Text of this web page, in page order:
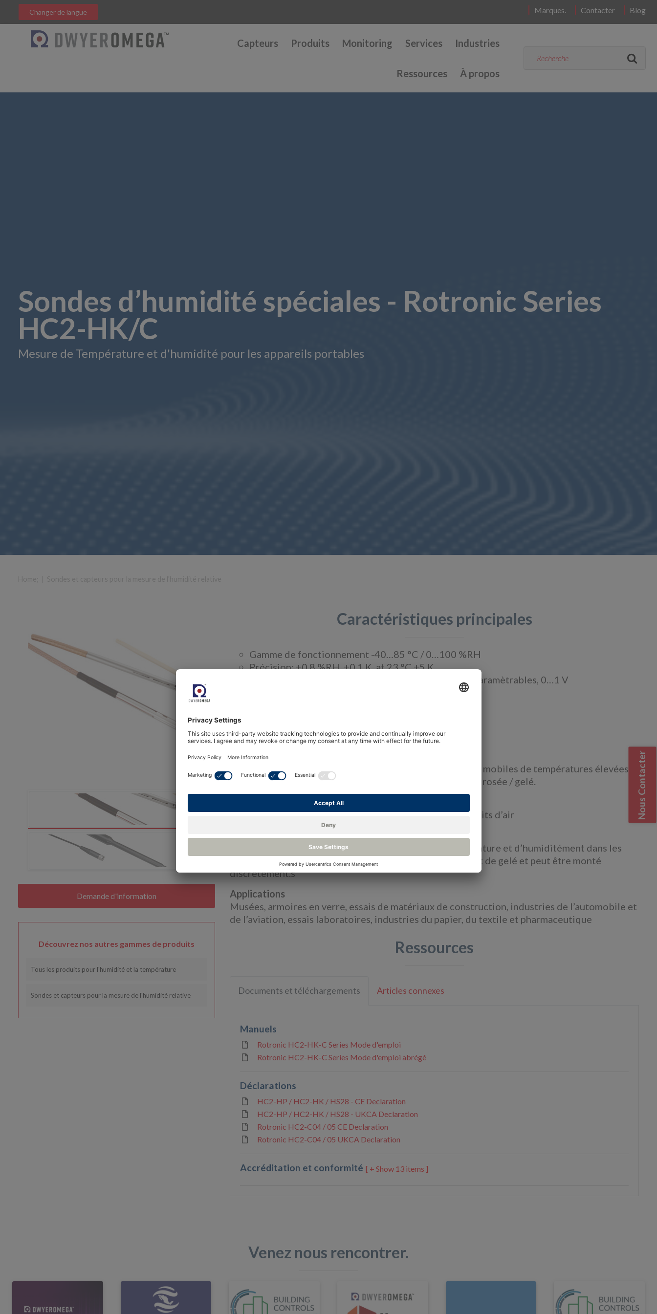
Marques. Contacter Blog
Changer de langue
Capteurs Produits Monitoring Services Industries
Ressources À propos
Sondes d’humidité spéciales - Rotronic Series
HC2-HK/C
Mesure de Température et d'humidité pour les appareils portables
Découvrez nos autres gammes de produits
Tous les produits pour l'humidité et la température
Sondes et capteurs pour la mesure de l'humidité relative
Caractéristiques principales
Gamme de fonctionnement -40…85 °C / 0…100 %RH
Précision: ±0.8 %RH, ±0.1 K, at 23 °C ±5 K
lnterface numérique (UART) and Sortie analogique paramètrables, 0…1 V
HC2-HK25 / HC2-HK40
La sonportable est particulièrement adaptée aux mesures mobiles de températures élevées. Il
mesure l’humidité et la température et calcule le point de rosée / gelé.
Chambres climatiques et de température, séchoirs, conduits d’air
La sonde miniature est utilisée pour la mesure de température et d’humiditément dans les
espaces confinés. Il calcule également le point de rosée et de gelé et peut être monté
discrètement.s
Applications
Musées, armoires en verre, essais de matériaux de construction, industries de l’automobile et
de l’aviation, essais laboratoires, industries du papier, du textile et pharmaceutique
Ressources
Documents et téléchargements Articles connexes
Manuels
Rotronic HC2-HK-C Series Mode d'emploi
Rotronic HC2-HK-C Series Mode d'emploi abrégé
Déclarations
HC2-HP / HC2-HK / HS28 - CE Declaration
HC2-HP / HC2-HK / HS28 - UKCA Declaration
Rotronic HC2-C04 / 05 CE Declaration
Rotronic HC2-C04 / 05 UKCA Declaration
Accréditation et conformité 13 items ]
Venez nous rencontrer.
Nous Contacter